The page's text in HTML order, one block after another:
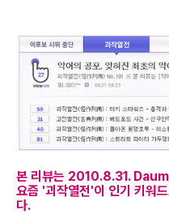
본 리뷰는 2010.8.31.
요즘 '괴작열전'이 인기 키워
다.